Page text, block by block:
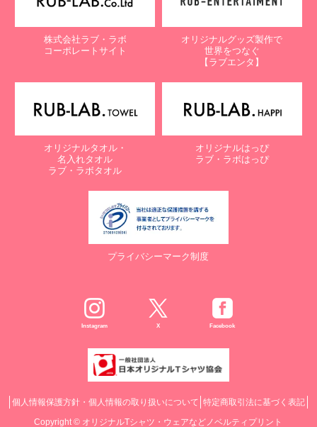
株式会社ラブ・ラボ
コーポレートサイト
オリジナルグッズ製作で
世界をつなぐ
【ラブエンタ】
オリジナルタオル・
名入れタオル
ラブ・ラボタオル
オリジナルはっぴ
ラブ・ラボはっぴ
プライバシーマーク制度
Instagram X Facebook
個人情報保護方針・個人情報の取り扱いについて 特定商取引法に基づく表記
Copyright © オリジナルTシャツ・ウェアなどノベルティプリント